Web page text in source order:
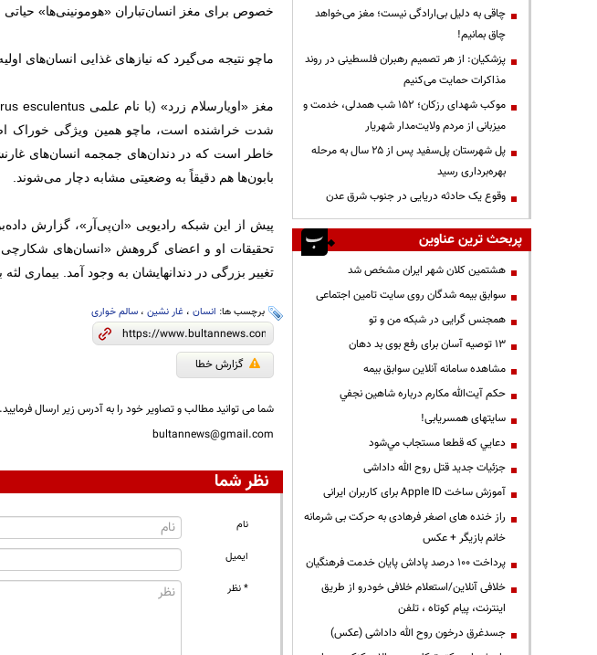
خصوص برای مغز انسان‌تباران «هومونینی‌ها»
ماچو نتیجه می‌گیرد که نیازهای غذایی انسان‌های
شدت خراشنده است، ماچو همین ویژگی خوراک
خاطر است که در دندان‌های جمجمه انسان‌های
بابون‌ها هم دقیقاً به وضعیتی مشابه دچار می‌شوند.
پیش از این شبکه رادیویی «ان‌پی‌آر»،گزارش
تحقيقات او و اعضای گروهش «انسان‌های شکارچی
تغيير بزرگی در دندانهايشان به وجود آمد. بيماری
برچسب ها: انسان، غار نشین، سالم خواری
گزارش خطا
شما می توانید مطالب و تصاویر خود را به آدرس زیر ارسال فرمایید.
bultannews@gmail.com
نظر شما
نام
ایمیل
* نظر
چاقی به دلیل بی‌ارادگی نیست؛ مغز می‌خواهد
چاق بمانیم!
پزشکیان: از هر تصمیم رهبران فلسطینی در روند
مذاکرات حمایت می‌کنیم
موکب شهدای رزکان؛ ۱۵۲ شب همدلی، خدمت و
میزبانی از مردم ولایت‌مدار شهریار
پل شهرستان پل‌سفید پس از ۲۵ سال به مرحله
بهره‌برداری رسید
وقوع یک حادثه دریایی در جنوب شرق عدن
پربحث ترین عناوین
هشتمین کلان شهر ایران مشخص شد
سوابق بیمه شدگان روی سایت تامین اجتماعی
همجنس گرایی در شبکه من و تو
13 توصیه آسان برای رفع بوی بد دهان
مشاهده سامانه آنلاين سوابق بیمه
حكم آيت‌الله مكارم درباره شاهين نجفي
سایتهای همسریابی!
دعايي كه قطعا مستجاب مي‌شود
جزئیات جدید قتل روح الله داداشی
آموزش ساخت Apple ID برای کاربران ایرانی
راز خنده های اصغر فرهادی به حرکت بی شرمانه
خانم بازیگر + عکس
پرداخت ۱۰۰ درصد پاداش پایان خدمت فرهنگیان
خلافی آنلاین/استعلام خلافی خودرو از طریق
اینترنت، پیام کوتاه ، تلفن
جسدغرق درخون روح الله داداشی (عکس)